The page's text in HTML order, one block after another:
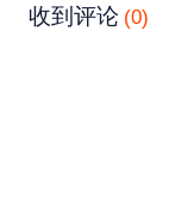
收到评论 (0)